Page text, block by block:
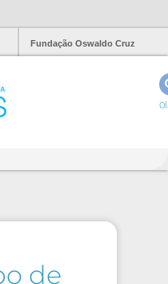
Fundação Oswaldo Cruz
de